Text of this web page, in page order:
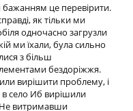
бажанням це перевірити.
як тільки ми
одночасно загрузли
ми їхали, була сильно
з більш
бездоріжжя.
вирішити проблему, і
село Иб вирішили
витримавши